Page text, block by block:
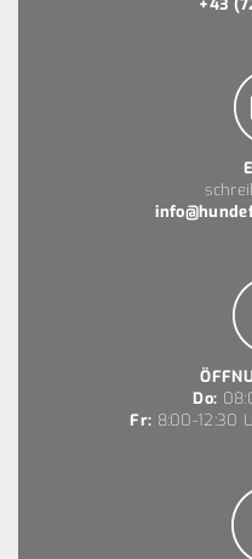
+43
Do:
Fr: 8:00-12:30